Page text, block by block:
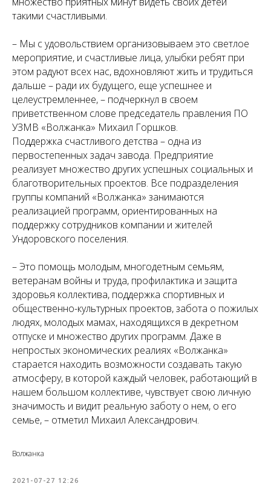
такими счастливыми.
– Мы с удовольствием организовываем это светлое
мероприятие, и счастливые лица, улыбки ребят при
этом радуют всех нас, вдохновляют жить и трудиться
дальше – ради их будущего, еще успешнее и
целеустремленнее, – подчеркнул в своем
приветственном слове председатель правления ПО
УЗМВ «Волжанка» Михаил Горшков.
Поддержка счастливого детства – одна из
первостепенных задач завода. Предприятие
реализует множество других успешных социальных и
благотворительных проектов. Все подразделения
группы компаний «Волжанка» занимаются
реализацией программ, ориентированных на
поддержку сотрудников компании и жителей
Ундоровского поселения.
– Это помощь молодым, многодетным семьям,
ветеранам войны и труда, профилактика и защита
здоровья коллектива, поддержка спортивных и
общественно-культурных проектов, забота о пожилых
людях, молодых мамах, находящихся в декретном
отпуске и множество других программ. Даже в
непростых экономических реалиях «Волжанка»
старается находить возможности создавать такую
атмосферу, в которой каждый человек, работающий в
нашем большом коллективе, чувствует свою личную
значимость и видит реальную заботу о нем, о его
семье, – отметил Михаил Александрович.
Волжанка
2021-07-27 12:26